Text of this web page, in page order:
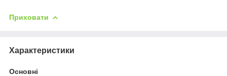
Приховати
Характеристики
Основні